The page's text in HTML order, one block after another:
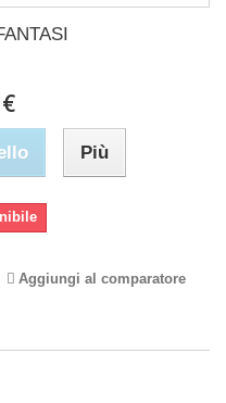
Più
Aggiungi al comparatore